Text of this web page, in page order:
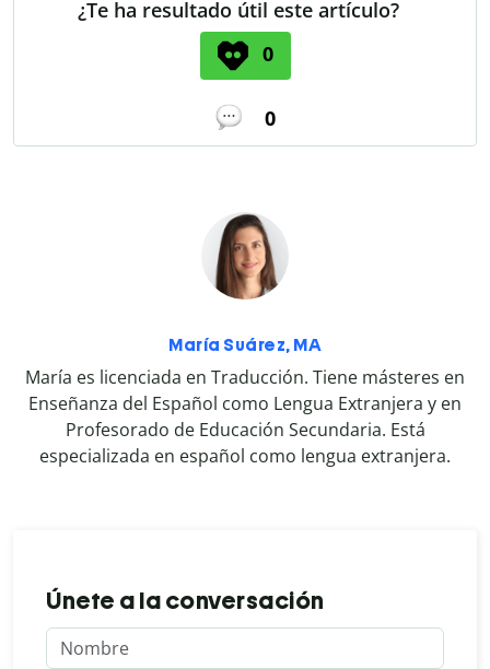
¿Te ha resultado útil este artículo?
0
0
María Suárez, MA
María es licenciada en Traducción. Tiene másteres en
Enseñanza del Español como Lengua Extranjera y en
Profesorado de Educación Secundaria. Está
especializada en español como lengua extranjera.
Únete a la conversación